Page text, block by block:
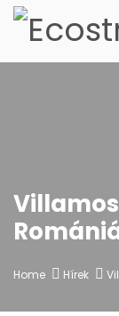
Home Hírek